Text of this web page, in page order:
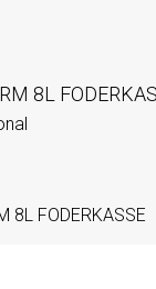
8L
8L FODERKASSE